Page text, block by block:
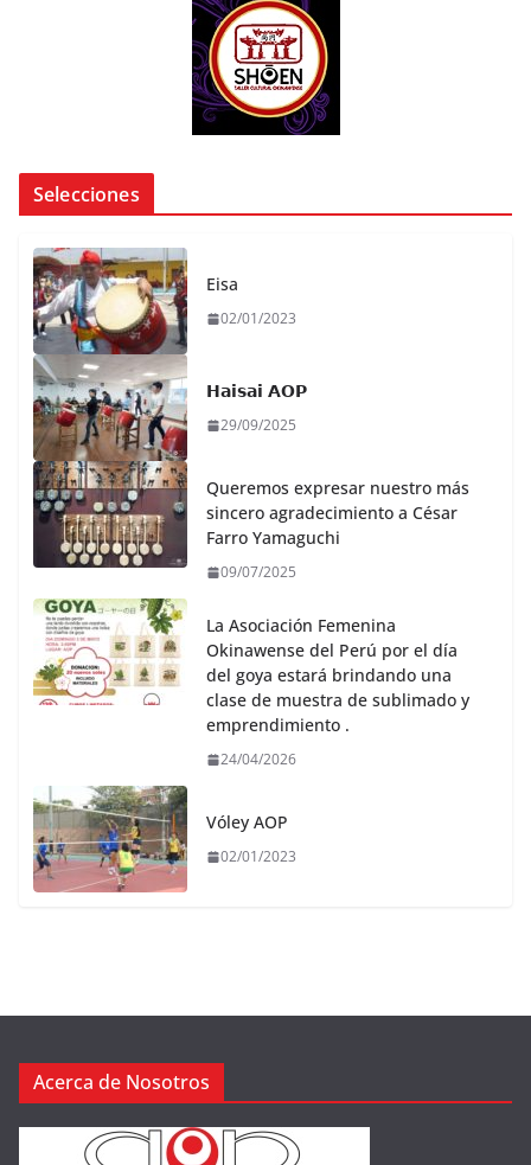
Selecciones
Eisa
02/01/2023
𝗛𝗮𝗶𝘀𝗮𝗶 𝗔𝗢𝗣
29/09/2025
Queremos expresar nuestro más
sincero agradecimiento a César
Farro Yamaguchi
09/07/2025
La Asociación Femenina
Okinawense del Perú por el día
del goya estará brindando una
clase de muestra de sublimado y
emprendimiento .
24/04/2026
Vóley AOP
02/01/2023
Acerca de Nosotros